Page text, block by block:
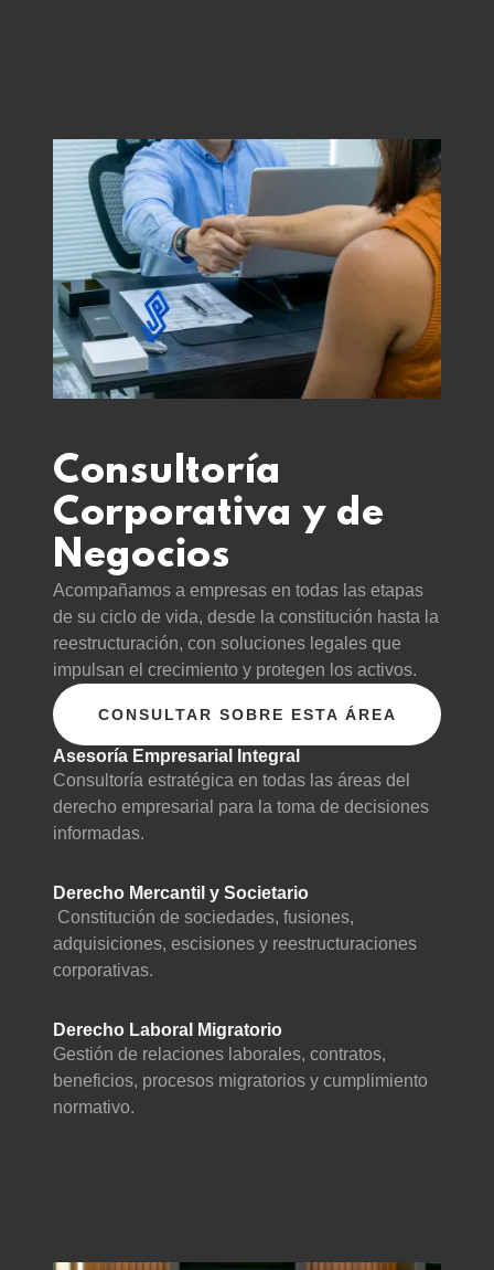
Consultoría
Corporativa y de
Negocios
Acompañamos a empresas en todas las etapas
de su ciclo de vida, desde la constitución hasta la
reestructuración, con soluciones legales que
impulsan el crecimiento y protegen los activos.
CONSULTAR SOBRE ESTA ÁREA
Asesoría Empresarial Integral
Consultoría estratégica en todas las áreas del
derecho empresarial para la toma de decisiones
informadas.
Derecho Mercantil y Societario
Constitución de sociedades, fusiones,
adquisiciones, escisiones y reestructuraciones
corporativas.
Derecho Laboral Migratorio
Gestión de relaciones laborales, contratos,
beneficios, procesos migratorios y cumplimiento
normativo.